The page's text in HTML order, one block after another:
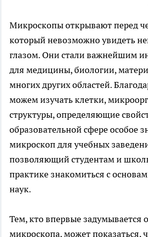
Микроскопы открывают перед
который невозможно увидеть
глазом. Они стали важнейшим
для медицины, биологии,
многих других областей.
можем изучать клетки,
структуры, определяющие
образовательной сфере особое
микроскоп для учебных
позволяющий студентам и
практике знакомиться с
наук.
Тем, кто впервые задумывается
микроскопа, может показаться,